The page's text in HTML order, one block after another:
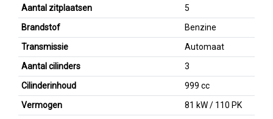
Aantal zitplaatsen
5
Brandstof
Benzine
Transmissie
Automaat
Aantal cilinders
3
Cilinderinhoud
999 cc
Vermogen
81 kW / 110 PK